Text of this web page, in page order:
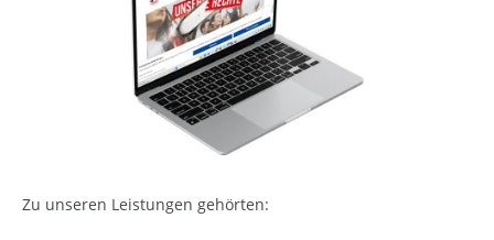
Zu unseren Leistungen gehörten: